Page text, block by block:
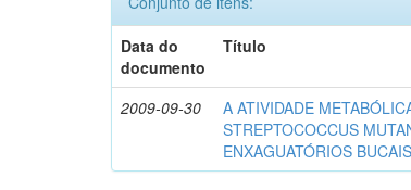
Data do
documento
Título
2009-09-30
A ATIVIDADE
STREPTOCOCCUS
ENXAGUATÓRIOS